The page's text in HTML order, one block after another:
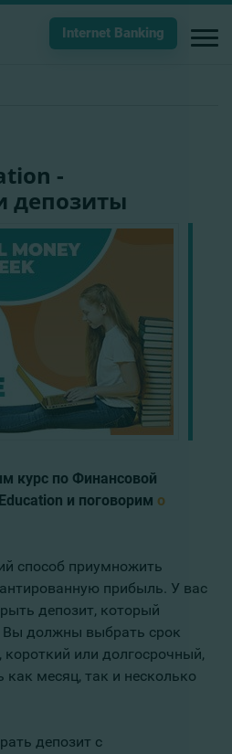
Internet Banking
-
депозиты
курс по Финансовой
и поговорим о
способ приумножить
прибыль. У вас
депозит, который
Вы должны выбрать срок
или долгосрочный,
как месяц, так и несколько
депозит с